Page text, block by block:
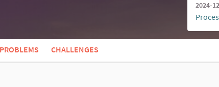
2024-
PROBLEMS CHALLENGES